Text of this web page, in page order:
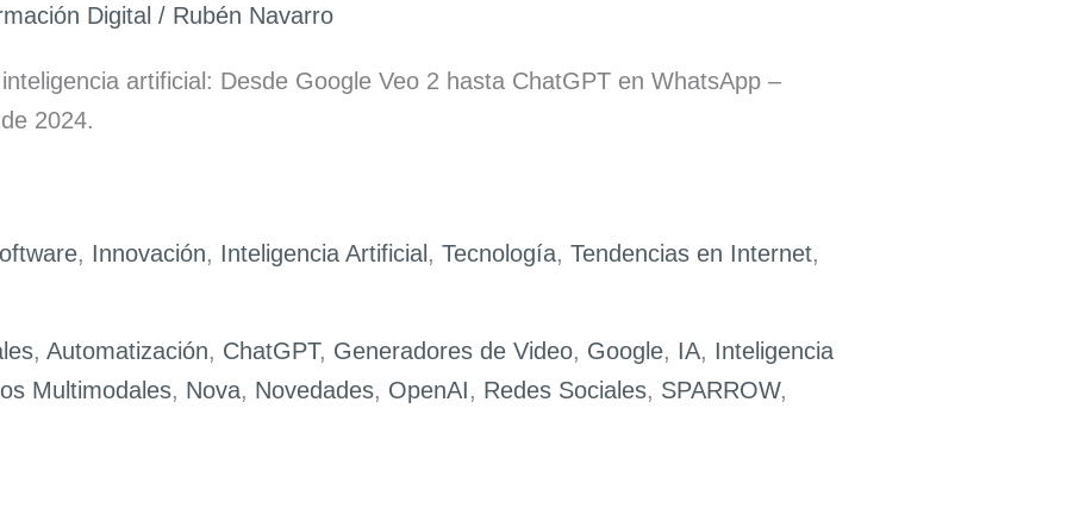
Digital / Rubén Navarro
artificial: Desde Google Veo 2 hasta ChatGPT en WhatsApp –
2024.
, Innovación, Inteligencia Artificial , Tecnología, Tendencias en Internet,
, Automatización, ChatGPT, Generadores de Video, Google, IA, Inteligencia
Multimodales, Nova, Novedades, OpenAI, Redes Sociales, SPARROW,